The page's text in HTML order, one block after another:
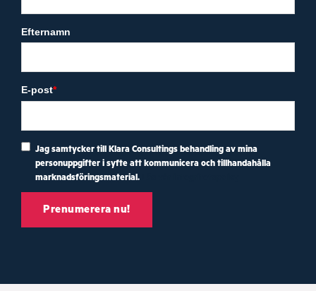
Efternamn
E-post*
Jag samtycker till Klara Consultings behandling av mina
personuppgifter i syfte att kommunicera och tillhandahålla
marknadsföringsmaterial.